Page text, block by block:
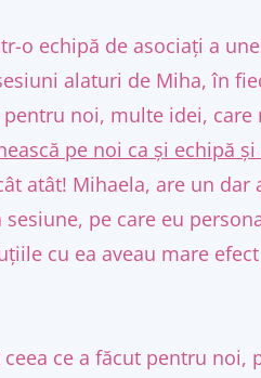
o echipă de asociați a
alaturi de Miha, în
noi, multe idei,
pe noi ca și echipă
atât! Mihaela, are un dar
pe care eu
cu ea aveau mare
ce a făcut pentru noi,